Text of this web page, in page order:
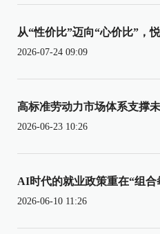
从“性价比”迈向“心价比”，
2026-07-24 09:09
高标准劳动力市场体系支撑
2026-06-23 10:26
AI时代的就业政策重在“组合
2026-06-10 11:26